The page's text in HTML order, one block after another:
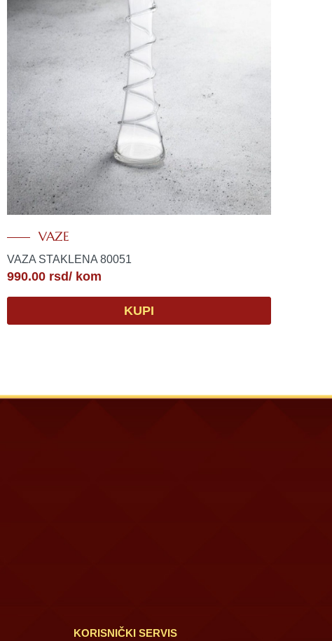
VAZE
VAZA STAKLENA 80051
990.00 rsd/ kom
KUPI
KORISNIČKI SERVIS